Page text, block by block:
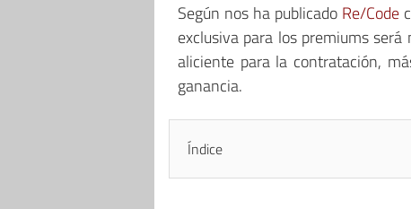
Según nos ha publicado Re/Code
exclusiva para los premiums
aliciente para la contratación,
ganancia.
Índice